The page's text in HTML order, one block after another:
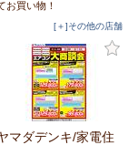
お買い物！
[＋]その他の店舗
マダデンキ/家電住